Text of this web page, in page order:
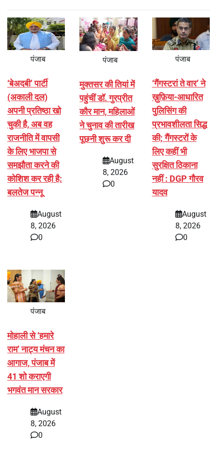
पंजाब
‘बेअदबी’ पार्टी
(अकाली दल)
अपनी प्रतिष्ठा खो
चुकी है, अब वह
राजनीति में वापसी
के लिए भाजपा से
समझौता करने की
कोशिश कर रही है:
बलतेज पन्नू
August
8, 2026
0
पंजाब
मुक्तसर की तियां में
पहुंचीं डॉ. गुरप्रीत
कौर मान, महिलाओं
ने चुनाव की तारीख
पूछनी शुरू कर दी
August
8, 2026
0
पंजाब
‘गैंगस्टरां ते वार’ ने
ख़ुफ़िया-आधारित
पुलिसिंग की
प्रभावशीलता सिद्ध
की; गैंगस्टरों के
लिए कहीं भी
सुरक्षित ठिकाना
नहीं : DGP गौरव
यादव
August
8, 2026
0
पंजाब
मोहाली से ‘हमारे
राम’ नाट्य मंचन का
आगाज, पंजाब में
41 शो कराएगी
भगवंत मान सरकार
August
8, 2026
0